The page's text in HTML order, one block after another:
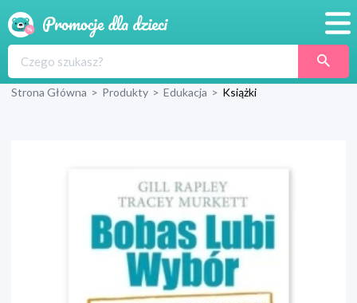
Produkty
Wyprawka
Strona Główna > Produkty > Edukacja > Książki